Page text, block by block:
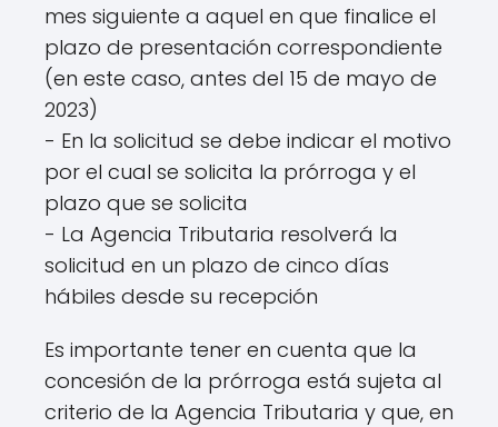
mes siguiente a aquel en que finalice el
plazo de presentación correspondiente
(en este caso, antes del 15 de mayo de
2023)
- En la solicitud se debe indicar el motivo
por el cual se solicita la prórroga y el
plazo que se solicita
- La Agencia Tributaria resolverá la
solicitud en un plazo de cinco días
hábiles desde su recepción
Es importante tener en cuenta que la
concesión de la prórroga está sujeta al
criterio de la Agencia Tributaria y que, en